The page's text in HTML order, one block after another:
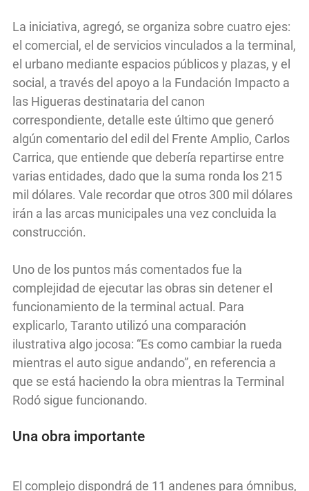
La iniciativa, agregó, se organiza sobre cuatro ejes:
el comercial, el de servicios vinculados a la terminal,
el urbano mediante espacios públicos y plazas, y el
social, a través del apoyo a la Fundación Impacto a
las Higueras destinataria del canon
correspondiente, detalle este último que generó
algún comentario del edil del Frente Amplio, Carlos
Carrica, que entiende que debería repartirse entre
varias entidades, dado que la suma ronda los 215
mil dólares. Vale recordar que otros 300 mil dólares
irán a las arcas municipales una vez concluida la
construcción.
Uno de los puntos más comentados fue la
complejidad de ejecutar las obras sin detener el
funcionamiento de la terminal actual. Para
explicarlo, Taranto utilizó una comparación
ilustrativa algo jocosa: “Es como cambiar la rueda
mientras el auto sigue andando”, en referencia a
que se está haciendo la obra mientras la Terminal
Rodó sigue funcionando.
Una obra importante
El complejo dispondrá de 11 andenes para ómnibus,